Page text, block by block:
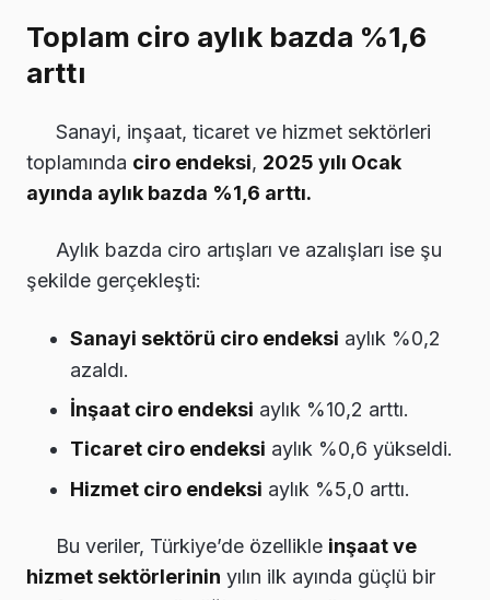
Toplam ciro aylık bazda %1,6
arttı
Sanayi, inşaat, ticaret ve hizmet sektörleri
toplamında ciro endeksi, 2025 yılı Ocak
ayında aylık bazda %1,6 arttı.
Aylık bazda ciro artışları ve azalışları ise şu
şekilde gerçekleşti:
Sanayi sektörü ciro endeksi aylık %0,2
azaldı.
İnşaat ciro endeksi aylık %10,2 arttı.
Ticaret ciro endeksi aylık %0,6 yükseldi.
Hizmet ciro endeksi aylık %5,0 arttı.
Bu veriler, Türkiye’de özellikle inşaat ve
hizmet sektörlerinin yılın ilk ayında güçlü bir